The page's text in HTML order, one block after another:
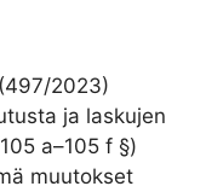
2023)
ja laskujen
a–105 f §)
muutokset